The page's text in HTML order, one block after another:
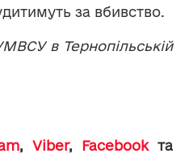
за вбивство.
в Тернопільській
, Viber, Facebookта